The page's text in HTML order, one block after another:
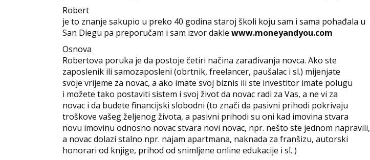
Robert
je to znanje sakupio u preko 40 godina staroj školi koju sam i sama pohađala u
San Diegu pa preporučam i sam izvor dakle www.moneyandyou.com
Osnova
Robertova poruka je da postoje četiri načina zarađivanja novca. Ako ste
zaposlenik ili samozaposleni (obrtnik, freelancer, paušalac i sl.) mijenjate
svoje vrijeme za novac, a ako imate svoj biznis ili ste investitor imate polugu
i možete tako postaviti sistem i svoj život da novac radi za Vas, a ne vi za
novac i da budete financijski slobodni (to znači da pasivni prihodi pokrivaju
troškove vašeg željenog života, a pasivni prihodi su oni kad imovina stvara
novu imovinu odnosno novac stvara novi novac, npr. nešto ste jednom napravili,
a novac dolazi stalno npr. najam apartmana, naknada za franšizu, autorski
honorari od knjige, prihod od snimljene online edukacije i sl. )